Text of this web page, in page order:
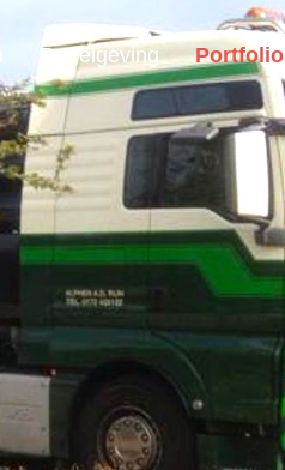
Regelgeving Portfolio